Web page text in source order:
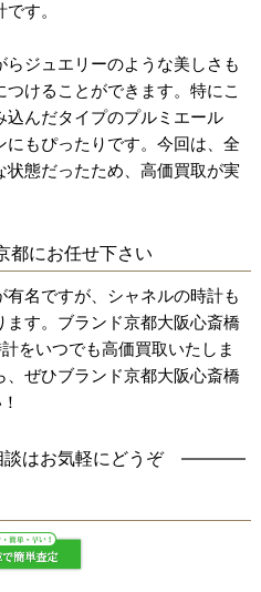
す。
ジュエリーのような美しさも
けることができます。特にこ
込んだタイプのプルミエール
もぴったりです。今回は、全
態だったため、高価買取が実
都にお任せ下さい
名ですが、シャネルの時計も
す。ブランド京都大阪心斎橋
をいつでも高価買取いたしま
ぜひブランド京都大阪心斎橋
はお気軽にどうぞ